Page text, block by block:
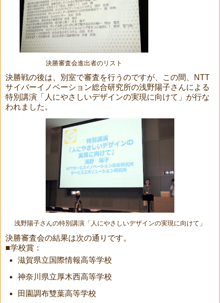
決勝審査会進出者のリスト
決勝戦の後は、別室で審査を行うのですが、この間、NTT
サイバーイノベーション総合研究所の浅野陽子さんによる
特別講演「人にやさしいデザインの実現に向けて」が行な
われました。
浅野陽子さんの特別講演「人にやさしいデザインの実現に向けて」
決勝審査会の結果は次の通りです。
■学校賞：
滋賀県立国際情報高等学校
神奈川県立厚木西高等学校
田園調布雙葉高等学校